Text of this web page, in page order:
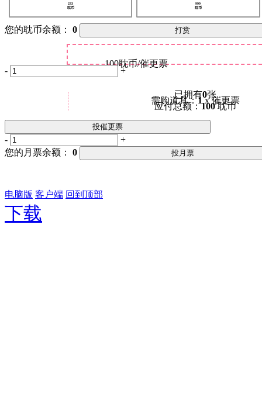
233
耽币
999
耽币
您的耽币余额： 0 打赏
100耽币/催更票
已拥有0张
需购道具：1x 催更票
应付总额：100耽币
- +
投催更票
-
+
您的月票余额： 0 投月票
电脑版 客户端 回到顶部
下载